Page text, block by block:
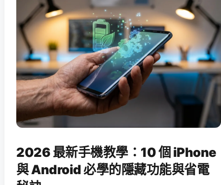
2026 最新手機教學：10 個 iPhone
與 Android 必學的隱藏功能與省電